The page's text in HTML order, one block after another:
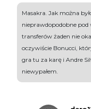
Masakra. Jak można
nieprawdopodobne
transferów żaden nie
oczywiście Bonucci,
gra tu za karę i Andre
niewypałem.